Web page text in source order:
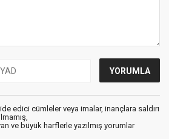
edici cümleler veya imalar, inançlara saldırı
ve büyük harflerle yazılmış yorumlar